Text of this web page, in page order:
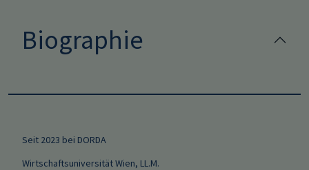
Biographie
Seit 2023 bei DORDA
Wirtschaftsuniversität Wien, LL.M.